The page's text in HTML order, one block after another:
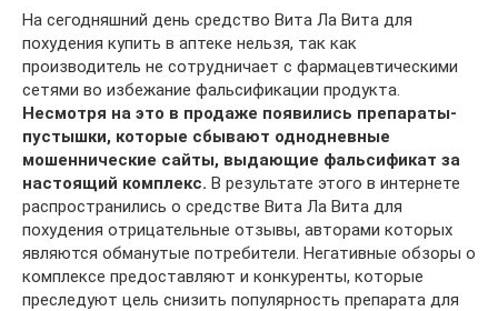
На сегодняшний день средство Вита Ла Вита для
похудения купить в аптеке нельзя, так как
производитель не сотрудничает с фармацевтическими
сетями во избежание фальсификации продукта.
Несмотря на это в продаже появились препараты-
пустышки, которые сбывают однодневные
мошеннические сайты, выдающие фальсификат за
настоящий комплекс. В результате этого в интернете
распространились о средстве Вита Ла Вита для
похудения отрицательные отзывы, авторами которых
являются обманутые потребители. Негативные обзоры о
комплексе предоставляют и конкуренты, которые
преследуют цель снизить популярность препарата для